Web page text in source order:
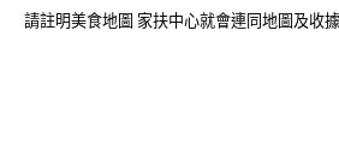
請註明美食地圖 家扶中心就會連同地圖及收